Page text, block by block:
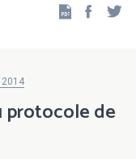
protocole de